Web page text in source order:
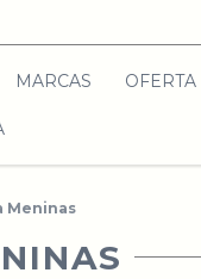
MARCAS OFERTA
Meninas